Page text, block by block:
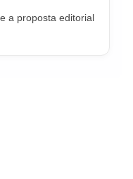
a proposta editorial